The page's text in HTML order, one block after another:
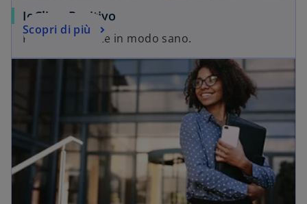
IoCliccoPositivo
Praticare la rete in modo sano.
Scopri di più